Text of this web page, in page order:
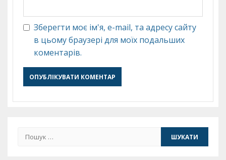
Зберегти моє ім'я, e-mail, та адресу сайту
в цьому браузері для моїх подальших
коментарів.
Пошук: